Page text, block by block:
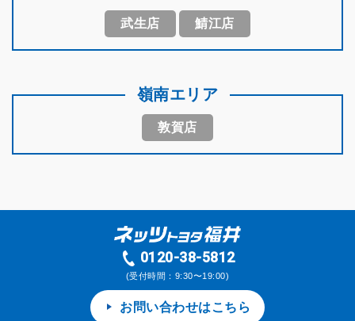
武生店 鯖江店
嶺南エリア
敦賀店
0120-38-5812
(受付時間：9:30〜19:00)
お問い合わせはこちら